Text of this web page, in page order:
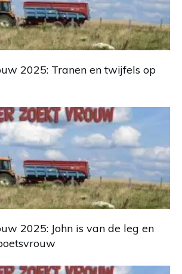
2025: Tranen en twijfels op
2025: John is van de leg en